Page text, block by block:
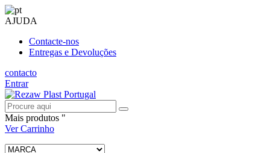
AJUDA
Contacte-nos
Entregas e Devoluções
contacto
Entrar
Mais produtos "
Ver Carrinho